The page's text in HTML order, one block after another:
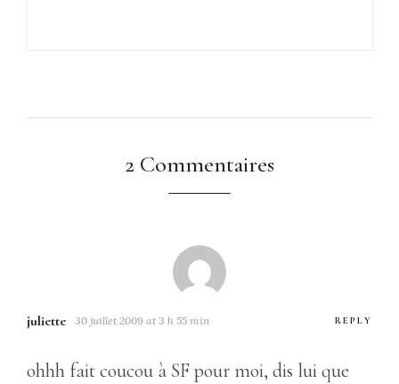
2 Commentaires
juliette 30 juillet 2009 at 3 h 55 min REPLY
ohhh fait coucou à SF pour moi, dis lui que